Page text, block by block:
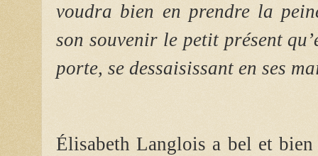
voudra bien en prendre la
son souvenir le petit présent
porte, se dessaisissant en ses
Élisabeth Langlois a bel et